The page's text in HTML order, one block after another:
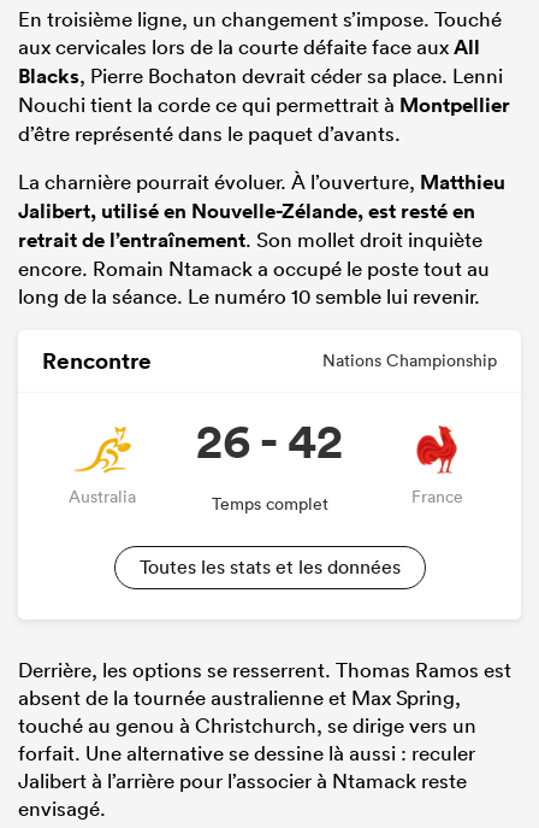
En troisième ligne, un changement s’impose. Touché
aux cervicales lors de la courte défaite face auxAll
Blacks, Pierre Bochaton devrait céder sa place. Lenni
Nouchi tient la corde ce qui permettrait à Montpellier
d’être représenté dans le paquet d’avants.
La charnière pourrait évoluer. À l’ouverture, Matthieu
Jalibert, utilisé en Nouvelle-Zélande, est resté en
retrait de l’entraînement. Son mollet droit inquiète
encore. Romain Ntamack a occupé le poste tout au
long de la séance. Le numéro 10 semble lui revenir.
Rencontre Nations Championship
Australia
26 - 42
Temps complet France
Toutes les stats et les données
Derrière, les options se resserrent. Thomas Ramos est
absent de la tournée australienne et Max Spring,
touché au genou à Christchurch, se dirige vers un
forfait. Une alternative se dessine là aussi : reculer
Jalibert à l’arrière pour l’associer à Ntamack reste
envisagé.